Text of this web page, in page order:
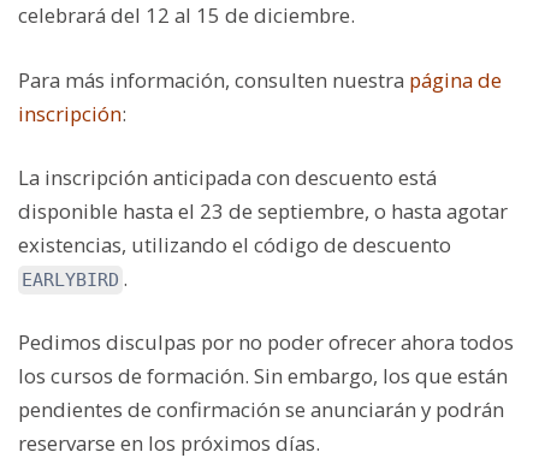
celebrará del 12 al 15 de diciembre.
Para más información, consulten nuestra página de
inscripción:
La inscripción anticipada con descuento está
disponible hasta el 23 de septiembre, o hasta agotar
existencias, utilizando el código de descuento
EARLYBIRD .
Pedimos disculpas por no poder ofrecer ahora todos
los cursos de formación. Sin embargo, los que están
pendientes de confirmación se anunciarán y podrán
reservarse en los próximos días.